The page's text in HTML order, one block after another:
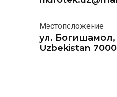
Местоположение
ул. Богишамол,
Uzbekistan